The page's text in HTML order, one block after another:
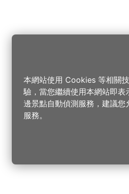
本網站使用 Cookies 等相關
驗，當您繼續使用本網站即
邊景點自動偵測服務，建議
服務。